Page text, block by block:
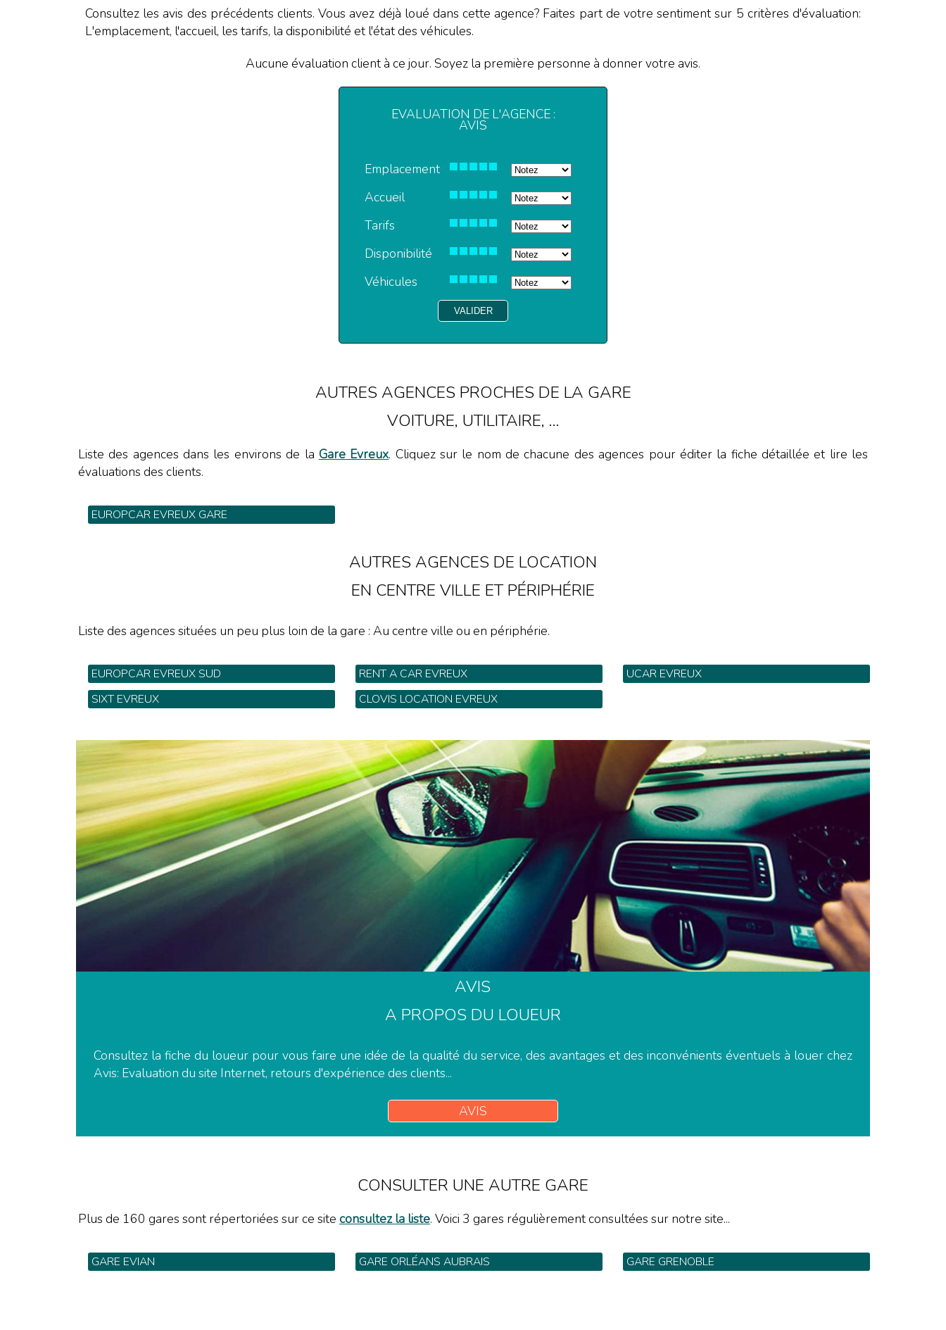
Consultez les avis des précédents clients. Vous avez déjà loué dans cette agence? Faites part de votre sentiment sur 5 critères d'évaluation:
L'emplacement, l'accueil, les tarifs, la disponibilité et l'état des véhicules.
Aucune évaluation client à ce jour. Soyez la première personne à donner votre avis.
EVALUATION DE L'AGENCE :
AVIS
Emplacement
Accueil
Tarifs
Disponibilité
Véhicules
AUTRES AGENCES PROCHES DE LA GARE
VOITURE, UTILITAIRE, ...
Liste des agences dans les environs de la Gare Evreux. Cliquez sur le nom de chacune des agences pour éditer la fiche détaillée et lire les
évaluations des clients.
EUROPCAR EVREUX GARE
AUTRES AGENCES DE LOCATION
EN CENTRE VILLE ET PÉRIPHÉRIE
Liste des agences situées un peu plus loin de la gare : Au centre ville ou en périphérie.
EUROPCAR EVREUX SUD
184 Route d'Orléans - Tel: 02 32 39 09 43
RENT A CAR EVREUX
36 rue du Faubourg St Léger - Tel: 02 32 62 27
40
UCAR EVREUX
SIXT EVREUX
CLOVIS LOCATION EVREUX
AVIS
A PROPOS DU LOUEUR
Consultez la fiche du loueur pour vous faire une idée de la qualité du service, des avantages et des inconvénients éventuels à louer chez
Avis: Evaluation du site Internet, retours d'expérience des clients...
AVIS
CONSULTER UNE AUTRE GARE
Plus de 160 gares sont répertoriées sur ce site consultez la liste. Voici 3 gares régulièrement consultées sur notre site...
GARE EVIAN GARE ORLÉANS AUBRAIS GARE GRENOBLE